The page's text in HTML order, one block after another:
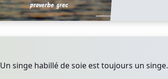
Un singe habillé de soie est toujours un singe.